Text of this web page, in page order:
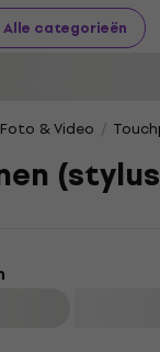
Alle categorieën
Foto & Video